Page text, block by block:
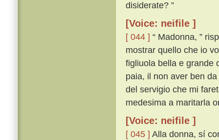
disiderate? ”
[Voice: neifile ]
[ 044 ] “ Madonna, ”
mostrar quello che io
figliuola bella e grande
paia, il non aver ben
del servigio che mi
medesima a maritarla
[Voice: neifile ]
[ 045 ] Alla donna, sí